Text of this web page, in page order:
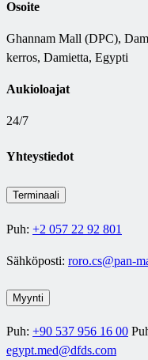
Osoite
Ghannam Mall (DPC),
kerros, Damietta, Egypti
Aukioloajat
24/7
Yhteystiedot
Terminaali
Puh: +2 057 22 92 801
Sähköposti: roro.cs@pan-
Myynti
Puh: +90 537 956 16 00
egypt.med@dfds.com